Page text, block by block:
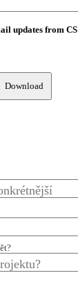
updates from CS
Download